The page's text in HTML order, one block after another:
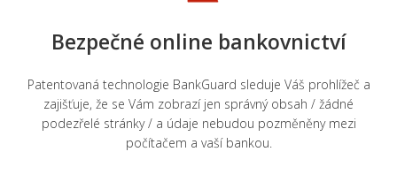
Bezpečné online bankovnictví
Patentovaná technologie BankGuard sleduje Váš prohlížeč a
zajišťuje, že se Vám zobrazí jen správný obsah / žádné
podezřelé stránky / a údaje nebudou pozměněny mezi
počítačem a vaší bankou.